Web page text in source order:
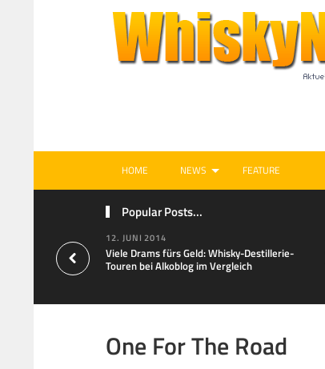
HOME NEWS FEATURE
Popular Posts...
12. JUNI 2014
Viele Drams fürs Geld: Whisky-Destillerie-
Touren bei Alkoblog im Vergleich
One For The Road